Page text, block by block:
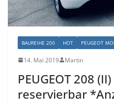
BAUREIHE 200 HOT PEUGEOT
14. Mai 2019 Martin
PEUGEOT 208
reservierbar